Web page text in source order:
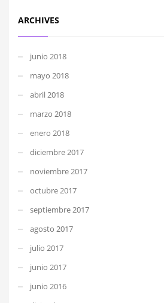
ARCHIVES
junio 2018
mayo 2018
abril 2018
marzo 2018
enero 2018
diciembre 2017
noviembre 2017
octubre 2017
septiembre 2017
agosto 2017
julio 2017
junio 2017
junio 2016